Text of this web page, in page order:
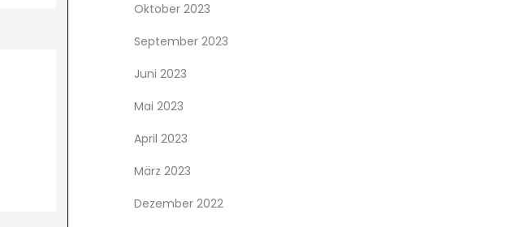
Oktober 2023
September 2023
Juni 2023
Mai 2023
April 2023
März 2023
Dezember 2022